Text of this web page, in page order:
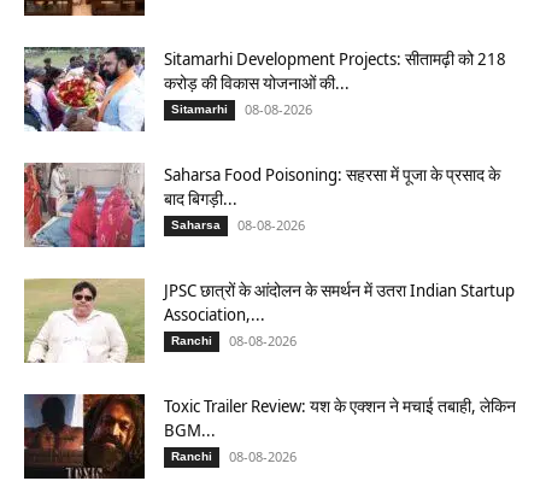
Sitamarhi Development Projects: सीतामढ़ी को 218
करोड़ की विकास योजनाओं की...
Sitamarhi 08-08-2026
Saharsa Food Poisoning: सहरसा में पूजा के प्रसाद के
बाद बिगड़ी...
Saharsa 08-08-2026
JPSC छात्रों के आंदोलन के समर्थन में उतरा Indian Startup
Association,...
Ranchi 08-08-2026
Toxic Trailer Review: यश के एक्शन ने मचाई तबाही, लेकिन
BGM...
Ranchi 08-08-2026